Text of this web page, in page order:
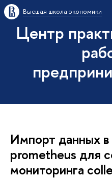
Высшая школа экономики
Центр
Импорт данных
prometheus для
мониторинга